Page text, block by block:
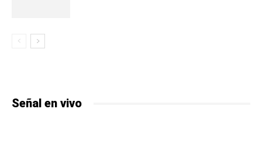
Señal en vivo